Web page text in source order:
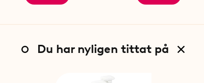
Du har nyligen tittat på